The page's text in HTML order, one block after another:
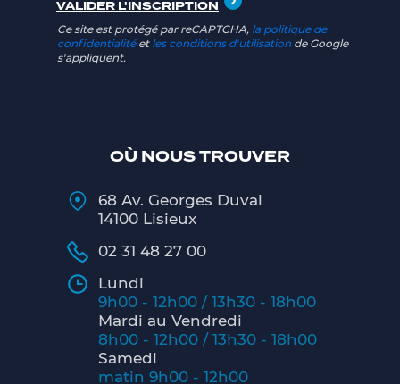
OÙ NOUS TROUVER
68 Av. Georges Duval
14100 Lisieux
02 31 48 27 00
Lundi
9h00 - 12h00 / 13h30 - 18h00
Mardi au Vendredi
8h00 - 12h00 / 13h30 - 18h00
Samedi
matin 9h00 - 12h00
Ce site est protégé par reCAPTCHA, la politique de
confidentialitéet les conditions d'utilisation de Google
s'appliquent.